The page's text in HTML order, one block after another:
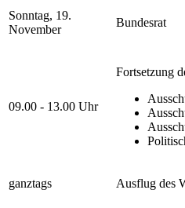
Sonntag, 19.
November
Bundesrat
09.00 - 13.00 Uhr
Fortsetzung
ganztags Ausflug des